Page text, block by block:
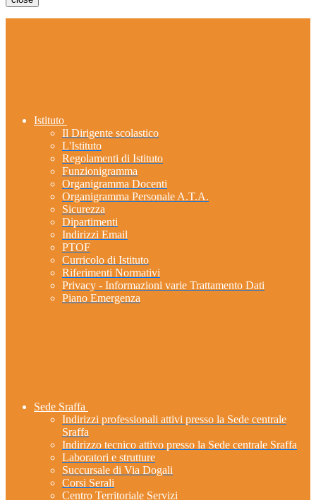
Istituto
Il Dirigente scolastico
L'Istituto
Regolamenti di Istituto
Funzionigramma
Organigramma Docenti
Organigramma Personale A.T.A.
Sicurezza
Dipartimenti
Indirizzi Email
PTOF
Curricolo di Istituto
Riferimenti Normativi
Privacy - Informazioni varie Trattamento Dati
Piano Emergenza
Sede Sraffa
Indirizzi professionali attivi presso la Sede centrale
Sraffa
Indirizzo tecnico attivo presso la Sede centrale Sraffa
Laboratori e strutture
Succursale di Via Dogali
Corsi Serali
Centro Territoriale Servizi